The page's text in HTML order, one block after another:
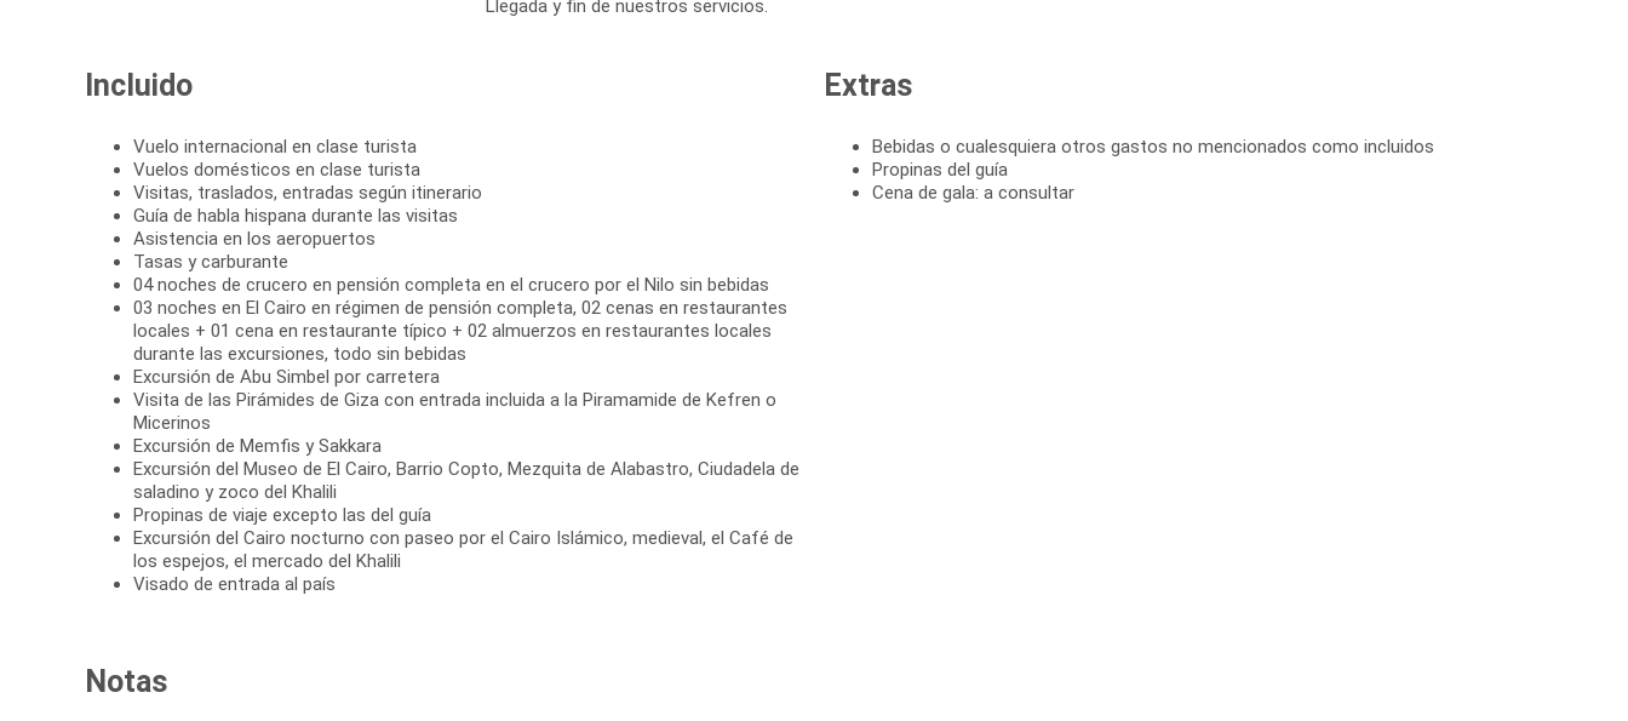
Llegada y fin de nuestros servicios.
Incluido
Vuelo internacional en clase turista
Vuelos domésticos en clase turista
Visitas, traslados, entradas según itinerario
Guía de habla hispana durante las visitas
Asistencia en los aeropuertos
Tasas y carburante
04 noches de crucero en pensión completa en el crucero por el Nilo sin bebidas
03 noches en El Cairo en régimen de pensión completa, 02 cenas en restaurantes
locales + 01 cena en restaurante típico + 02 almuerzos en restaurantes locales
durante las excursiones, todo sin bebidas
Excursión de Abu Simbel por carretera
Visita de las Pirámides de Giza con entrada incluida a la Piramamide de Kefren o
Micerinos
Excursión de Memfis y Sakkara
Excursión del Museo de El Cairo, Barrio Copto, Mezquita de Alabastro, Ciudadela de
saladino y zoco del Khalili
Propinas de viaje excepto las del guía
Excursión del Cairo nocturno con paseo por el Cairo Islámico, medieval, el Café de
los espejos, el mercado del Khalili
Visado de entrada al país
Extras
Bebidas o cualesquiera otros gastos no mencionados como incluidos
Propinas del guía
Cena de gala: a consultar
Notas